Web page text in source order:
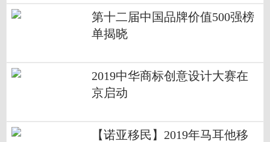
第十二届中国品牌价值500强榜
单揭晓
2019中华商标创意设计大赛在
京启动
【诺亚移民】2019年马耳他移